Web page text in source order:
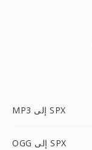
MP3 إلى SPX
OGG إلى SPX